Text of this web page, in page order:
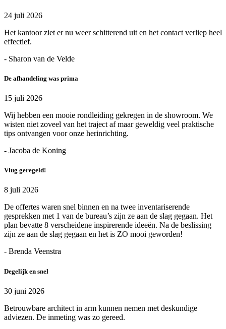
24 juli 2026
Het kantoor ziet er nu weer schitterend uit en het contact verliep heel
effectief.
- Sharon van de Velde
De afhandeling was prima
15 juli 2026
Wij hebben een mooie rondleiding gekregen in de showroom. We
wisten niet zoveel van het traject af maar geweldig veel praktische
tips ontvangen voor onze herinrichting.
- Jacoba de Koning
Vlug geregeld!
8 juli 2026
De offertes waren snel binnen en na twee inventariserende
gesprekken met 1 van de bureau’s zijn ze aan de slag gegaan. Het
plan bevatte 8 verscheidene inspirerende ideeën. Na de beslissing
zijn ze aan de slag gegaan en het is ZO mooi geworden!
- Brenda Veenstra
Degelijk en snel
30 juni 2026
Betrouwbare architect in arm kunnen nemen met deskundige
adviezen. De inmeting was zo gereed.